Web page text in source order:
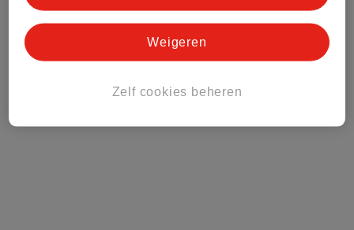
Zelf cookies beheren
Weigeren